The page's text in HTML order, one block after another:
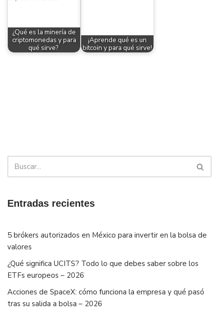
¿Qué es la minería de
criptomonedas y para
qué sirve?
¡Aprende qué es un
bitcoin y para qué sirve!
Entradas recientes
5 brókers autorizados en México para invertir en la bolsa de
valores
¿Qué significa UCITS? Todo lo que debes saber sobre los
ETFs europeos – 2026
Acciones de SpaceX: cómo funciona la empresa y qué pasó
tras su salida a bolsa – 2026